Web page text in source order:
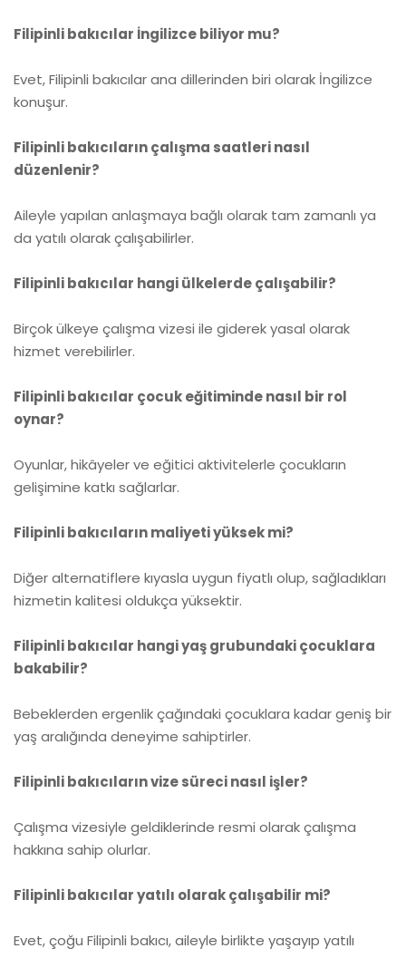
Filipinli bakıcılar İngilizce biliyor mu?
Evet, Filipinli bakıcılar ana dillerinden biri olarak İngilizce
konuşur.
Filipinli bakıcıların çalışma saatleri nasıl
düzenlenir?
Aileyle yapılan anlaşmaya bağlı olarak tam zamanlı ya
da yatılı olarak çalışabilirler.
Filipinli bakıcılar hangi ülkelerde çalışabilir?
Birçok ülkeye çalışma vizesi ile giderek yasal olarak
hizmet verebilirler.
Filipinli bakıcılar çocuk eğitiminde nasıl bir rol
oynar?
Oyunlar, hikâyeler ve eğitici aktivitelerle çocukların
gelişimine katkı sağlarlar.
Filipinli bakıcıların maliyeti yüksek mi?
Diğer alternatiflere kıyasla uygun fiyatlı olup, sağladıkları
hizmetin kalitesi oldukça yüksektir.
Filipinli bakıcılar hangi yaş grubundaki çocuklara
bakabilir?
Bebeklerden ergenlik çağındaki çocuklara kadar geniş bir
yaş aralığında deneyime sahiptirler.
Filipinli bakıcıların vize süreci nasıl işler?
Çalışma vizesiyle geldiklerinde resmi olarak çalışma
hakkına sahip olurlar.
Filipinli bakıcılar yatılı olarak çalışabilir mi?
Evet, çoğu Filipinli bakıcı, aileyle birlikte yaşayıp yatılı